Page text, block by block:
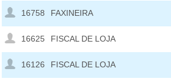
16758 FAXINEIRA
16625 FISCAL DE LOJA
16126 FISCAL DE LOJA